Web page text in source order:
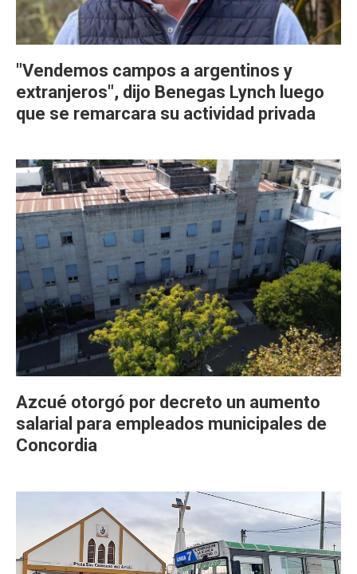
"Vendemos campos a argentinos y
extranjeros", dijo Benegas Lynch luego
que se remarcara su actividad privada
Azcué otorgó por decreto un aumento
salarial para empleados municipales de
Concordia